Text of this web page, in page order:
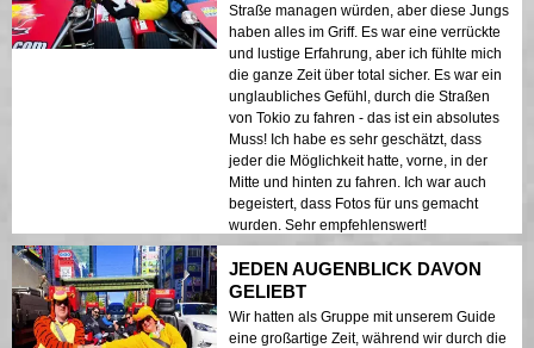
Straße managen würden, aber diese Jungs
haben alles im Griff. Es war eine verrückte
und lustige Erfahrung, aber ich fühlte mich
die ganze Zeit über total sicher. Es war ein
unglaubliches Gefühl, durch die Straßen
von Tokio zu fahren - das ist ein absolutes
Muss! Ich habe es sehr geschätzt, dass
jeder die Möglichkeit hatte, vorne, in der
Mitte und hinten zu fahren. Ich war auch
begeistert, dass Fotos für uns gemacht
wurden. Sehr empfehlenswert!
JEDEN AUGENBLICK DAVON
GELIEBT
Wir hatten als Gruppe mit unserem Guide
eine großartige Zeit, während wir durch die